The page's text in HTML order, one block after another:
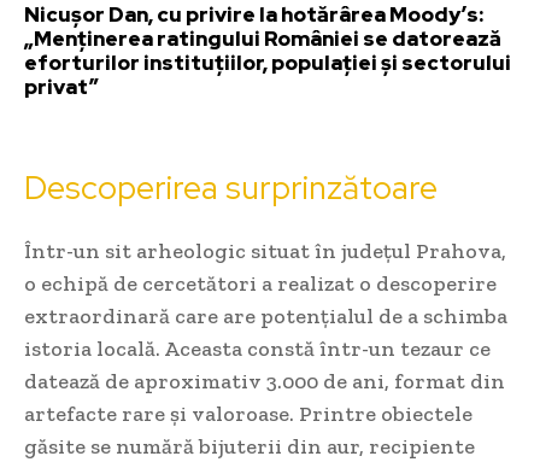
Nicușor Dan, cu privire la hotărârea Moody’s:
„Menținerea ratingului României se datorează
eforturilor instituțiilor, populației și sectorului
privat”
Descoperirea surprinzătoare
Într-un sit arheologic situat în județul Prahova,
o echipă de cercetători a realizat o descoperire
extraordinară care are potențialul de a schimba
istoria locală. Aceasta constă într-un tezaur ce
datează de aproximativ 3.000 de ani, format din
artefacte rare și valoroase. Printre obiectele
găsite se numără bijuterii din aur, recipiente